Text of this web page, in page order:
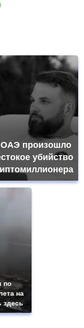
произошло
убийство
по
на
здесь